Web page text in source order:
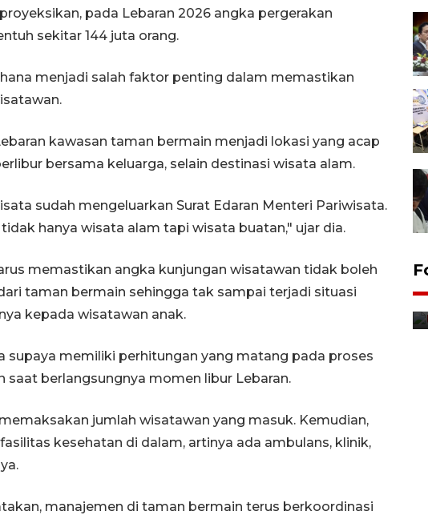
pada Lebaran 2026 angka pergerakan
sekitar 144 juta orang.
menjadi salah faktor penting dalam memastikan
kawasan taman bermain menjadi lokasi yang acap
bersama keluarga, selain destinasi wisata alam.
sudah mengeluarkan Surat Edaran Menteri Pariwisata.
hanya wisata alam tapi wisata buatan," ujar dia.
memastikan angka kunjungan wisatawan tidak boleh
taman bermain sehingga tak sampai terjadi situasi
kepada wisatawan anak.
supaya memiliki perhitungan yang matang pada proses
saat berlangsungnya momen libur Lebaran.
jumlah wisatawan yang masuk. Kemudian,
kesehatan di dalam, artinya ada ambulans, klinik,
manajemen di taman bermain terus berkoordinasi
Distribusi bantuan mesin
pertanian di Kediri